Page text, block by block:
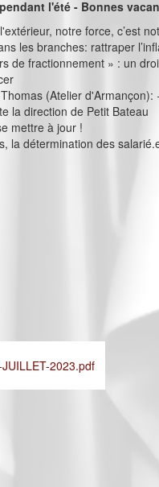
l'été - Bonnes
notre force, c’est
les branches: rattraper
de fractionnement » : un
(Atelier d'Armançon):
la direction de Petit Bateau
mettre à jour !
la détermination des
2023.pdf